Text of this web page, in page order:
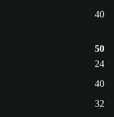
40
50
24
40
32